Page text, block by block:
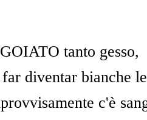
tanto gesso,
far diventar bianche
c'è